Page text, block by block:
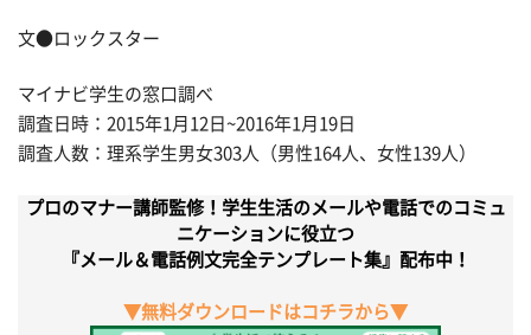
文●ロックスター
マイナビ学生の窓口調べ
調査日時：2015年1月12日~2016年1月19日
調査人数：理系学生男女303人（男性164人、女性139人）
プロのマナー講師監修！学生生活のメールや電話でのコミュ
ニケーションに役立つ
『メール＆電話例文完全テンプレート集』配布中！
▼無料ダウンロードはコチラから▼